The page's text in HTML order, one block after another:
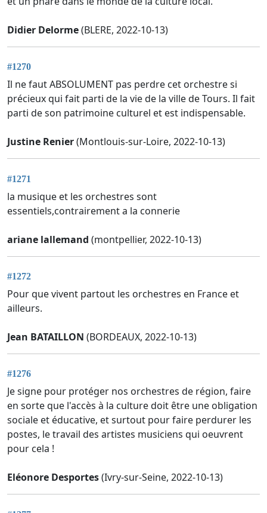
Didier Delorme(BLERE, 2022-10-13)
#1270
Il ne faut ABSOLUMENT pas perdre cet orchestre si
précieux qui fait parti de la vie de la ville de Tours. Il fait
parti de son patrimoine culturel et est indispensable.
Justine Renier(Montlouis-sur-Loire, 2022-10-13)
#1271
la musique et les orchestres sont
essentiels,contrairement a la connerie
ariane lallemand (montpellier, 2022-10-13)
#1272
Pour que vivent partout les orchestres en France et
ailleurs.
Jean BATAILLON (BORDEAUX, 2022-10-13)
#1276
Je signe pour protéger nos orchestres de région, faire
en sorte que l'accès à la culture doit être une obligation
sociale et éducative, et surtout pour faire perdurer les
postes, le travail des artistes musiciens qui oeuvrent
pour cela !
Eléonore Desportes(Ivry-sur-Seine, 2022-10-13)